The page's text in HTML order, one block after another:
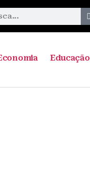
Educação